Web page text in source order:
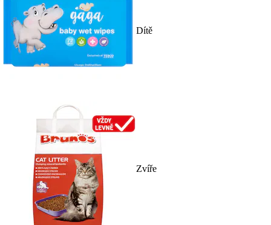
Dítě
Zvíře